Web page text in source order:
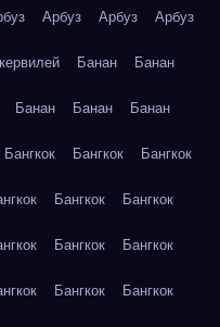
Арбуз Арбуз Арбуз
Банан Банан
Банан Банан Банан
Бангкок Бангкок Бангкок
Бангкок Бангкок
Бангкок Бангкок
Бангкок Бангкок